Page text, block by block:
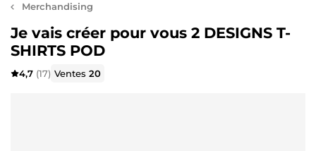
Merchandising
Je vais créer pour vous 2 DESIGNS T-
SHIRTS POD
4,7 (17) Ventes20